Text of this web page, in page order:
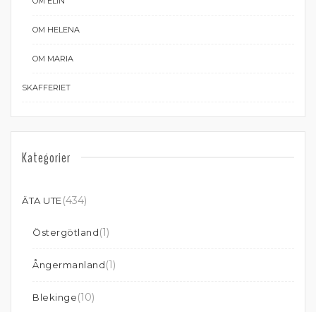
OM HELENA
OM MARIA
SKAFFERIET
Kategorier
ÄTA UTE(434)
Östergötland(1)
Ångermanland(1)
Blekinge(10)